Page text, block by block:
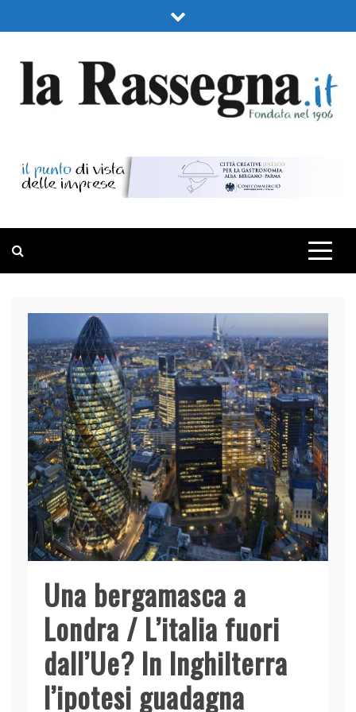
to
Una bergamasca a
Londra / L’italia fuori
dall’Ue? In Inghilterra
l’ipotesi guadagna